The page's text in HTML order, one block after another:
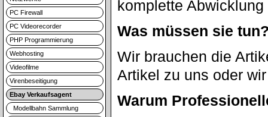
PC Firewall
PC Videorecorder
PHP Programmierung
Webhosting
Videofilme
Virenbeseitigung
Ebay Verkaufsagent
Modellbahn Sammlung
komplette Abwicklung
Was müssen sie
Wir brauchen die
Artikel zu uns oder
Warum